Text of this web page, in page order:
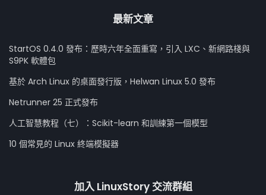
最新文章
StartOS 0.4.0 發布：歷時六年全面重寫，引入 LXC、新網路棧與
S9PK 軟體包
基於 Arch Linux 的桌面發行版，Helwan Linux 5.0 發布
Netrunner 25 正式發布
人工智慧教程（七）：Scikit-learn 和訓練第一個模型
10 個常見的 Linux 終端模擬器
加入 LinuxStory 交流群組